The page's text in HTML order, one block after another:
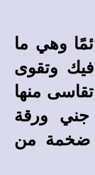
وهي ما
وتقوى
منها
جني ورقة
ضخمة من